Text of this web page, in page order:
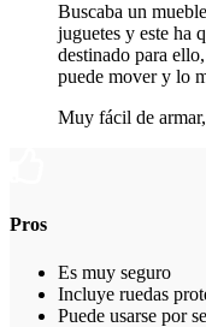
Buscaba un
juguetes y este ha
destinado para
puede mover y lo
Muy fácil de
Pros
Es muy seguro
Incluye ruedas
Puede usarse por